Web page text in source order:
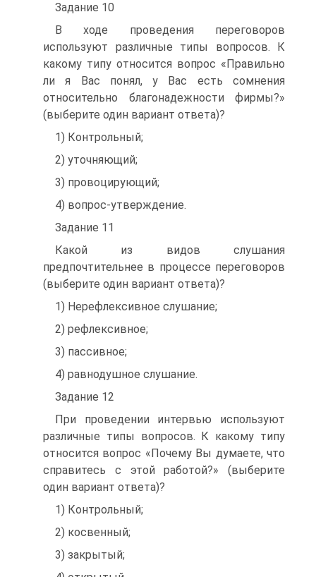
Задание 10
В ходе проведения переговоров
используют различные типы вопросов. К
какому типу относится вопрос «Правильно
ли я Вас понял, у Вас есть сомнения
относительно благонадежности фирмы?»
(выберите один вариант ответа)?
1) Контрольный;
2) уточняющий;
3) провоцирующий;
4) вопрос-утверждение.
Задание 11
Какой из видов слушания
предпочтительнее в процессе переговоров
(выберите один вариант ответа)?
1) Нерефлексивное слушание;
2) рефлексивное;
3) пассивное;
4) равнодушное слушание.
Задание 12
При проведении интервью используют
различные типы вопросов. К какому типу
относится вопрос «Почему Вы думаете, что
справитесь с этой работой?» (выберите
один вариант ответа)?
1) Контрольный;
2) косвенный;
3) закрытый;